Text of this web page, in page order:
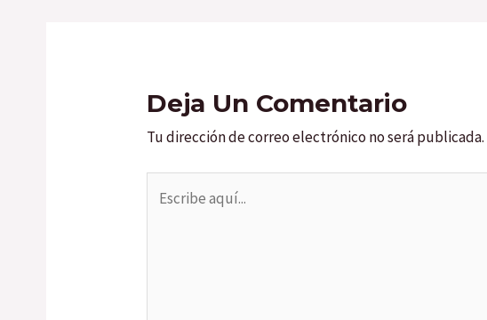
Deja Un Comentario
Tu dirección de correo electrónico no será publicada.